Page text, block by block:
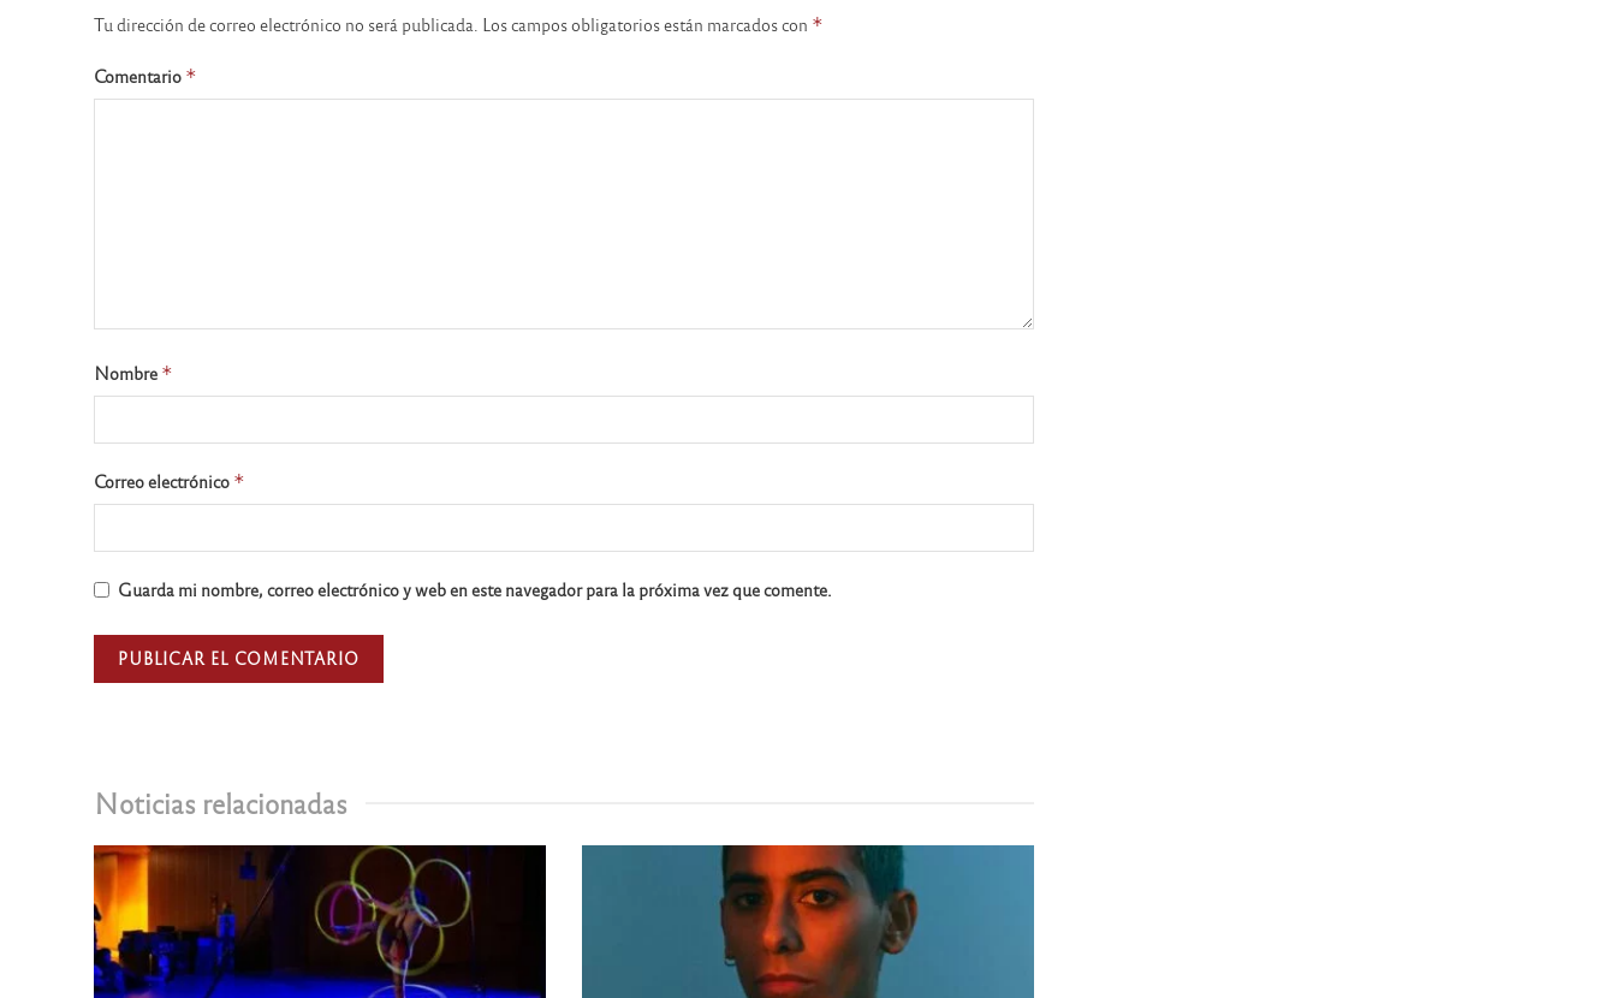
Noticias relacionadas
Tu dirección de correo electrónico no será publicada. Los campos obligatorios están marcados con *
Comentario *
Nombre *
Correo electrónico *
Guarda mi nombre, correo electrónico y web en este navegador para la próxima vez que comente.